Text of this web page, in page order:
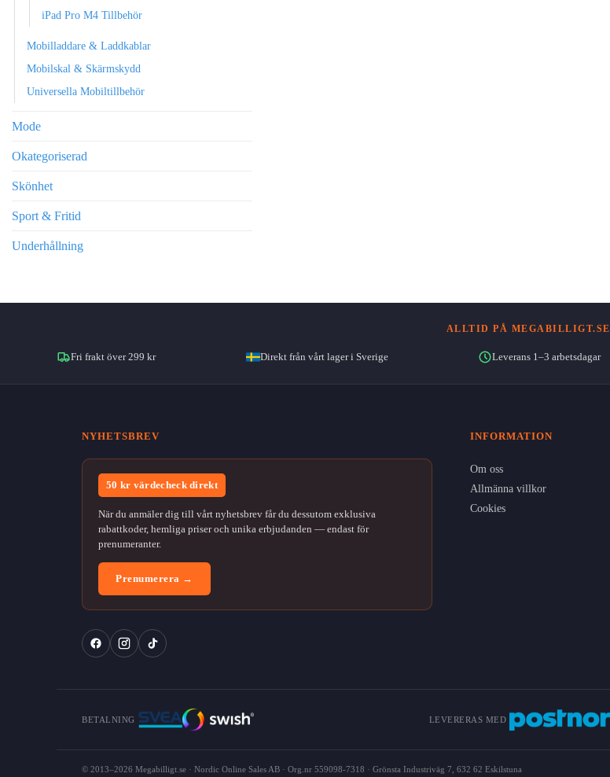
iPad Pro M4 Tillbehör
Mobilladdare & Laddkablar
Mobilskal & Skärmskydd
Universella Mobiltillbehör
Mode
Okategoriserad
Skönhet
Sport & Fritid
Underhållning
ALLTID PÅ MEGABILLIGT.SE
Fri frakt över 299 kr Direkt från vårt lager i Sverige Leverans 1–3 arbetsdagar
NYHETSBREV
50 kr värdecheck direkt
När du anmäler dig till vårt nyhetsbrev får du dessutom exklusiva
rabattkoder, hemliga priser och unika erbjudanden — endast för
prenumeranter.
Prenumerera →
INFORMATION
Om oss
Allmänna villkor
Cookies
BETALNING LEVERERAS MED
© 2013–2026 Megabilligt.se · Nordic Online Sales AB · Org.nr 559098-7318 · Grönsta Industriväg 7, 632 62 Eskilstuna